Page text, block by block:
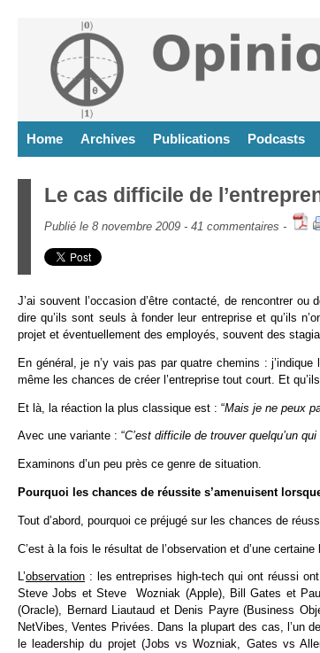
Home Archives Publications Podcasts
Le cas difficile de
Publié le 8 novembre 2009 - 41 commentaires -
J’ai souvent l’occasion d’être contacté, de rencontrer
dire qu’ils sont seuls à fonder leur entreprise et qu’ils
projet et éventuellement des employés, souvent des
En général, je n’y vais pas par quatre chemins :
même les chances de créer l’entreprise tout court. Et
Et là, la réaction la plus classique est : “Mais je ne peux
Avec une variante : “C’est difficile de trouver quelqu’un
Examinons d’un peu près ce genre de situation.
Pourquoi les chances de réussite s’amenuisent
Tout d’abord, pourquoi ce préjugé sur les chances de
C’est à la fois le résultat de l’observation et d’une certaine
L’observation : les entreprises high-tech qui ont réussi
Steve Jobs et Steve Wozniak (Apple), Bill Gates et
(Oracle), Bernard Liautaud et Denis Payre (Business
NetVibes, Ventes Privées. Dans la plupart des cas, l’un
le leadership du projet (Jobs vs Wozniak, Gates vs